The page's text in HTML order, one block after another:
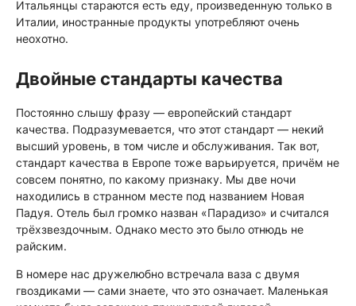
Итальянцы стараются есть еду, произведенную только в
Италии, иностранные продукты употребляют очень
неохотно.
Двойные стандарты качества
Постоянно слышу фразу — европейский стандарт
качества. Подразумевается, что этот стандарт — некий
высший уровень, в том числе и обслуживания. Так вот,
стандарт качества в Европе тоже варьируется, причём не
совсем понятно, по какому признаку. Мы две ночи
находились в странном месте под названием Новая
Падуя. Отель был громко назван «Парадизо» и считался
трёхзвездочным. Однако место это было отнюдь не
райским.
В номере нас дружелюбно встречала ваза с двумя
гвоздиками — сами знаете, что это означает. Маленькая